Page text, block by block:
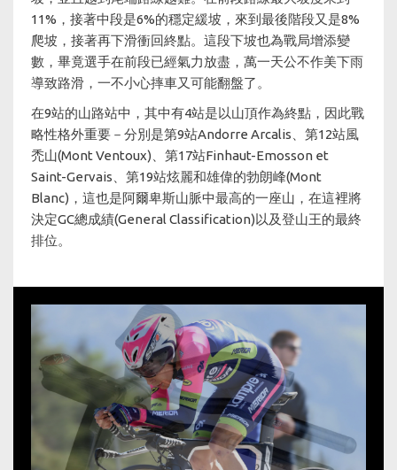
11%，接著中段是6%的穩定緩坡，來到最後階段又是8%
爬坡，接著再下滑衝回終點。這段下坡也為戰局增添變
數，畢竟選手在前段已經氣力放盡，萬一天公不作美下雨
導致路滑，一不小心摔車又可能翻盤了。
在9站的山路站中，其中有4站是以山頂作為終點，因此戰
略性格外重要－分別是第9站Andorre Arcalis、第12站風
禿山(Mont Ventoux)、第17站Finhaut-Emosson et
Saint-Gervais、第19站炫麗和雄偉的勃朗峰(Mont
Blanc)，這也是阿爾卑斯山脈中最高的一座山，在這裡將
決定GC總成績(General Classification)以及登山王的最終
排位。